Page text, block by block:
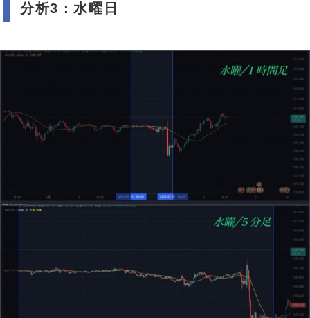
分析3：水曜日